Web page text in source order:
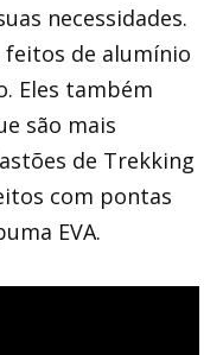
necessidades.
feitos de alumínio
Eles também
são mais
de Trekking
com pontas
EVA.